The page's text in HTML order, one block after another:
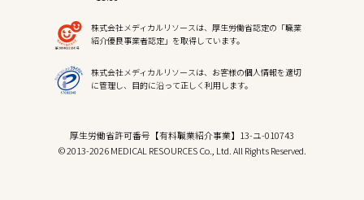
株式会社メディカルリソースは、厚生労働省認定の「職業
紹介優良事業者認定」を取得しています。
株式会社メディカルリソースは、お客様の個人情報を適切
に管理し、目的に沿って正しく利用します。
厚生労働省許可番号【有料職業紹介事業】13-ユ-010743
© 2013-2026 MEDICAL RESOURCES Co., Ltd. All Rights Reserved.